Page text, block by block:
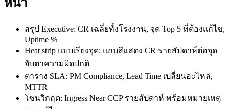
สรุป Executive: CR เฉลี่ยทั้งโรงงาน, จุด Top 5 ที่ต้องแก้ไข,
Uptime %
Heat strip แบบเรียงจุด: แถบสีแสดง CR รายสัปดาห์ต่อจุด
จับตาความผิดปกติ
ตาราง SLA: PM Compliance, Lead Time เปลี่ยนอะไหล่,
MTTR
โซนวิกฤต: Ingress Near CCP รายสัปดาห์ พร้อมหมายเหตุ